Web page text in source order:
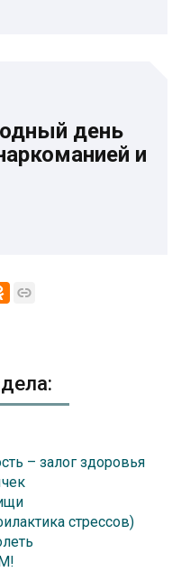
день
и
– залог здоровья
стрессов)